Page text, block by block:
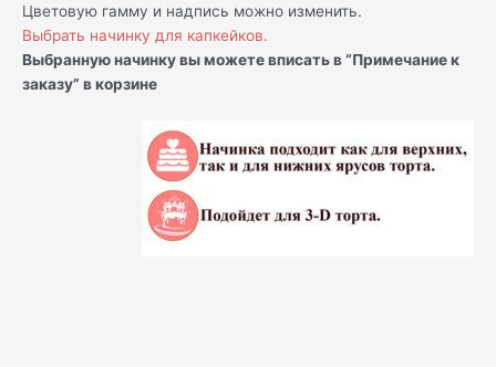
Цветовую гамму и надпись можно изменить.
Выбрать начинку для капкейков.
Выбранную начинку вы можете вписать в “Примечание к
заказу” в корзине